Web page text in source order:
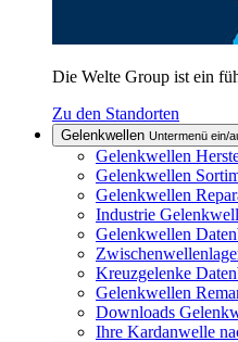
Die Welte Group ist ein
Zu den Standorten
Gelenkwellen Untermenü ein/
Gelenkwellen
Gelenkwellen
Gelenkwellen
Industrie
Gelenkwellen
Kreuzgelenke
Gelenkwellen
Downloads
Ihre Kardanwelle